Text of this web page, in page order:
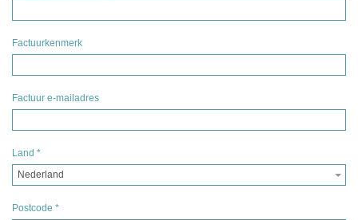
Factuurkenmerk
Factuur e-mailadres
Land *
Nederland
Postcode *